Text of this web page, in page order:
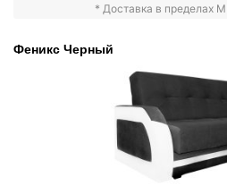
* Доставка в пределах
Феникс Черный